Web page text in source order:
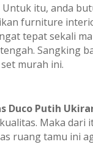
itu, anda
furniture
tepat sekali
Sangking
murah ini.
Duco Putih
Maka dari
ruang tamu ini